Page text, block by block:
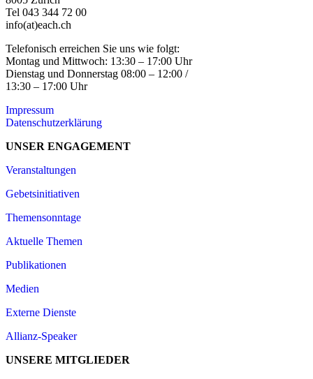
Tel 043 344 72 00
info(at)each.ch
Telefonisch erreichen Sie uns wie folgt:
Montag und Mittwoch: 13:30 – 17:00 Uhr
Dienstag und Donnerstag 08:00 – 12:00 /
13:30 – 17:00 Uhr
Impressum
Datenschutzerklärung
UNSER ENGAGEMENT
Veranstaltungen
Gebetsinitiativen
Themensonntage
Aktuelle Themen
Publikationen
Medien
Externe Dienste
Allianz-Speaker
UNSERE MITGLIEDER